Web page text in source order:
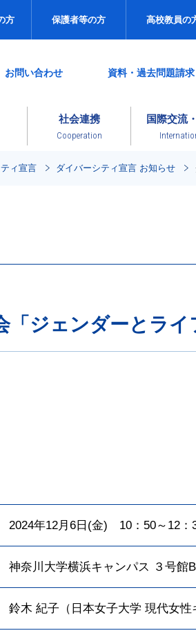
方 保護者等の方 高校教員の
お問い合わせ 資料・過去問題請求
社会連携
Cooperation
国際交流
ィ宣言 ダイバーシティ宣言 お知らせ
ジェンダーとライ
2024年12月6日(金) 10：50～12：
神奈川大学横浜キャンパス ３号館
鈴木 紀子（日本女子大学 現代女性